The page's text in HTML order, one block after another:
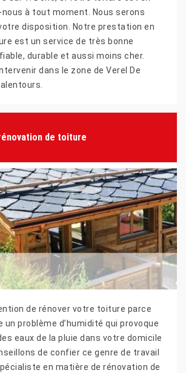
nous à tout moment. Nous serons
disposition. Notre prestation en
est un service de très bonne
durable et aussi moins cher.
dans le zone de Verel De
de toiture
de rénover votre toiture parce
un problème d’humidité qui provoque
eaux de la pluie dans votre domicile
de confier ce genre de travail
en matière de rénovation de